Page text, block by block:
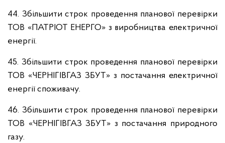
44. Збільшити строк проведення планової перевірки
ТОВ «ПАТРІОТ ЕНЕРГО» з виробництва електричної
енергії.
45. Збільшити строк проведення планової перевірки
ТОВ «ЧЕРНІГІВГАЗ ЗБУТ» з постачання електричної
енергії споживачу.
46. Збільшити строк проведення планової перевірки
ТОВ «ЧЕРНІГІВГАЗ ЗБУТ» з постачання природного
газу.